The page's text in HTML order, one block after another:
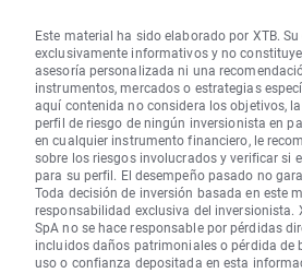
Este material ha sido elaborado por XTB.
exclusivamente informativos y no
asesoría personalizada ni una
instrumentos, mercados o estrategias
aquí contenida no considera los objetivos,
perfil de riesgo de ningún inversionista en
en cualquier instrumento financiero, le
sobre los riesgos involucrados y verificar si
para su perfil. El desempeño pasado no
Toda decisión de inversión basada en este
responsabilidad exclusiva del inversionista.
SpA no se hace responsable por pérdidas
incluidos daños patrimoniales o pérdida de
uso o confianza depositada en esta